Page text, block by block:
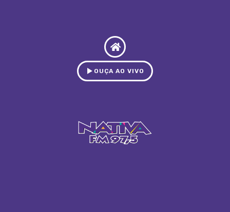
OUÇA AO VIVO